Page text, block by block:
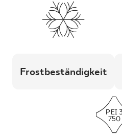
Frostbeständigkeit